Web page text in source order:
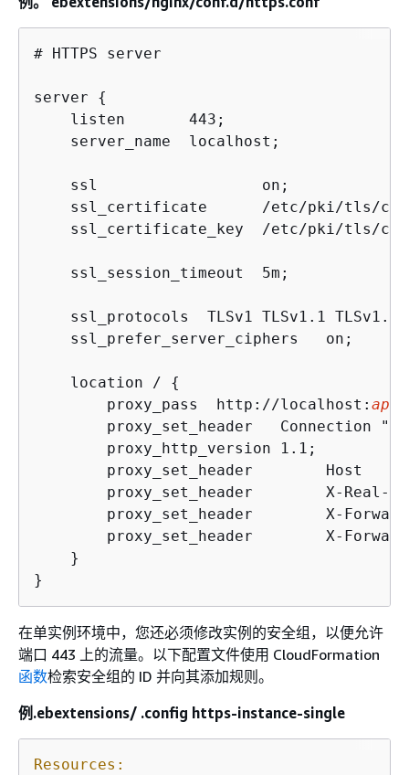
# HTTPS server
server {
    listen       443;
    server_name  localhost;
    ssl                  on;
ssl_certificate      /etc/pki/tls/
ssl_certificate_key  /etc/pki/tls/
    ssl_session_timeout  5m;
    ssl_protocols  TLSv1 TLSv1.1 TLSv1.2;
    ssl_prefer_server_ciphers   on;
    location /
{
        proxy_pass  http://localhost:
        proxy_set_header   Connection "";
        proxy_http_version 1.1;
proxy_set_header        Host
proxy_set_header        X-Real-
proxy_set_header        X-
proxy_set_header        X-
    }
}
在单实例环境中，您还必须修改实例的安全组，以便允许
端口 443 上的流量。以下配置文件使用 CloudFormation
函数检索安全组的 ID 并向其添加规则。
例.ebextensions/ .config https-instance-single
Resources: